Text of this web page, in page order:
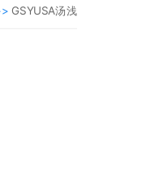
GSYUSA汤浅